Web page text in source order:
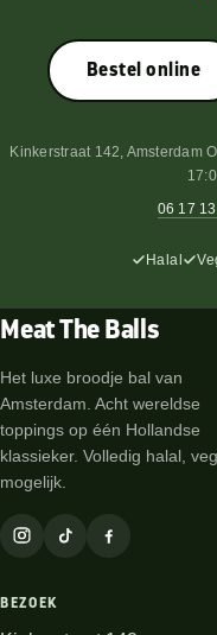
Bestel online
Kinkerstraat 142, Amsterdam
06 17
Halal
Meat The Balls
Het luxe broodje bal van
Amsterdam. Acht wereldse
toppings op één Hollandse
klassieker. Volledig halal,
mogelijk.
BEZOEK